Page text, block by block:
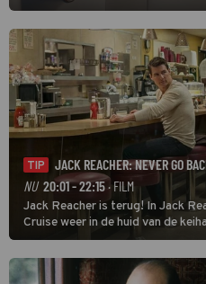
TIP
JACK REACHER: NEVER GO
NU 20:01 - 22:15· FILM
Jack Reacher is terug! In Jack
Cruise weer in de huid van de